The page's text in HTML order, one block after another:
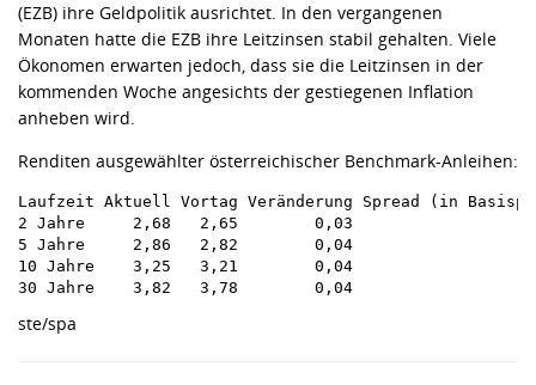
(EZB) ihre Geldpolitik ausrichtet. In den vergangenen
Monaten hatte die EZB ihre Leitzinsen stabil gehalten. Viele
Ökonomen erwarten jedoch, dass sie die Leitzinsen in der
kommenden Woche angesichts der gestiegenen Inflation
anheben wird.
Renditen ausgewählter österreichischer Benchmark-Anleihen:
Laufzeit Aktuell Vortag Veränderung Spread (in
2 Jahre     2,68   2,65        0,03
5 Jahre     2,86   2,82        0,04
10 Jahre    3,25   3,21        0,04
ste/spa